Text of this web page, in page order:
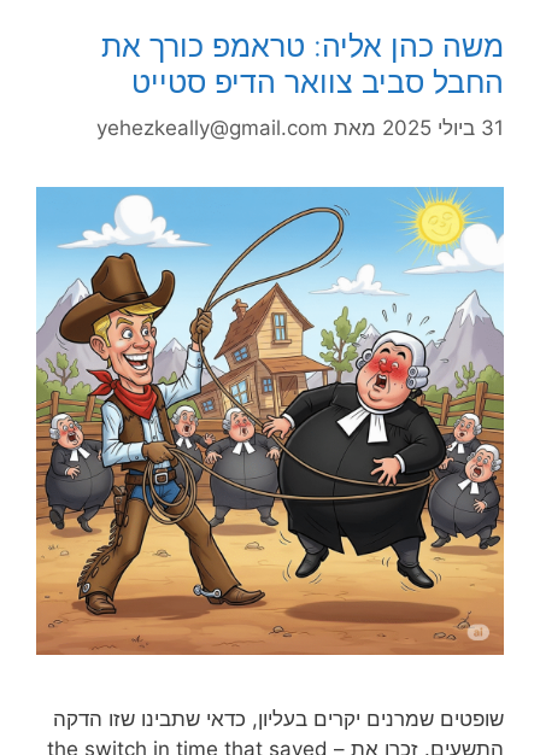
משה כהן אליה: טראמפ כורך את
החבל סביב צוואר הדיפ סטייט
31 ביולי 2025 מאת yehezkeally@gmail.com
שופטים שמרנים יקרים בעליון, כדאי שתבינו שזו הדקה
התשעים. זכרו את – the switch in time that saved